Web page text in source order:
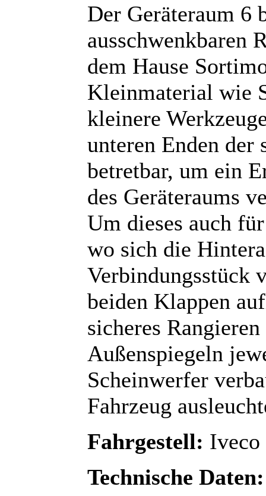
Der Geräteraum 6
ausschwenkbaren
dem Hause
Kleinmaterial wie
kleinere
unteren Enden der
betretbar, um ein
des Geräteraums
Um dieses auch
wo sich die
Verbindungsstück
beiden Klappen
sicheres
Außenspiegeln
Scheinwerfer
Fahrzeug
Fahrgestell: Iveco
Technische Daten: